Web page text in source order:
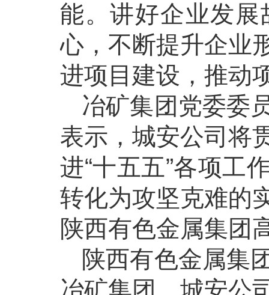
能。讲好企业发
心，不断提升企业
进项目建设，推动
冶矿集团党委委
表示，城安公司将
进“十五五”各项工
转化为攻坚克难的
陕西有色金属集团
陕西有色金属集
冶矿集团、城安公